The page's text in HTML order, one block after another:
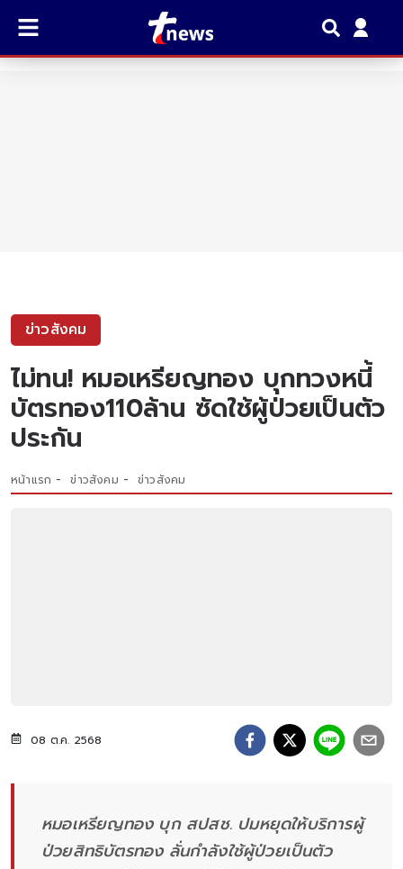
ข่าวสังคม
ไม่ทน! หมอเหรียญทอง บุกทวงหนี้
บัตรทอง110ล้าน ซัดใช้ผู้ป่วยเป็นตัว
ประกัน
หน้าแรก ข่าวสังคม ข่าวสังคม
08 ต.ค. 2568
หมอเหรียญทอง บุก สปสช. ปมหยุดให้บริการผู้
ป่วยสิทธิบัตรทอง ลั่นกำลังใช้ผู้ป่วยเป็นตัว